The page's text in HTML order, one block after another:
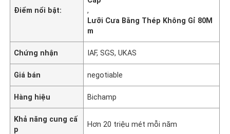
Điểm nổi bật:
,
Lưỡi Cưa Bằng Thép Không Gỉ 80M
m
Chứng nhận IAF, SGS, UKAS
Giá bán negotiable
Hàng hiệu Bichamp
Khả năng cung cấ
p
Hơn 20 triệu mét mỗi năm